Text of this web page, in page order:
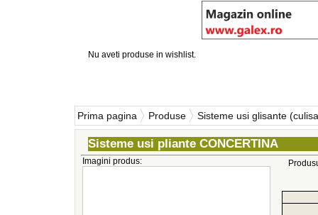
Nu aveti produse in wishlist.
Prima pagina Produse Sisteme usi glisante
Sisteme usi pliante CONCERTINA
Imagini produs: